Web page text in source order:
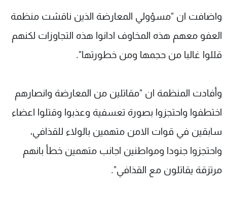
واضافت ان "مسؤولي المعارضة الذين ناقشت منظمة
العفو معهم هذه المخاوف ادانوا هذه التجاوزات لكنهم
قللوا غالبا من حجمها ومن خطورتها".
وأفادت المنظمة ان "مقاتلين من المعارضة وانصارهم
اختطفوا واحتجزوا بصورة تعسفية وعذبوا وقتلوا اعضاء
سابقين في قوات الامن متهمين بالولاء للقذافي،
واحتجزوا جنودا ومواطنين اجانب متهمين خطأ بانهم
مرتزقة يقاتلون مع القذافي".